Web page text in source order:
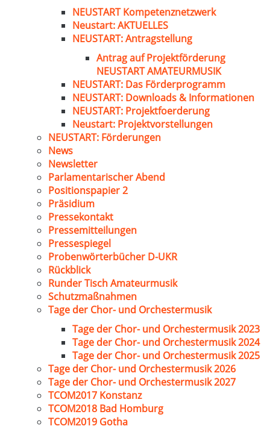
NEUSTART Kompetenznetzwerk
Neustart: AKTUELLES
NEUSTART: Antragstellung
Antrag auf Projektförderung
NEUSTART AMATEURMUSIK
NEUSTART: Das Förderprogramm
NEUSTART: Downloads & Informationen
NEUSTART: Projektfoerderung
Neustart: Projektvorstellungen
NEUSTART: Förderungen
News
Newsletter
Parlamentarischer Abend
Positionspapier 2
Präsidium
Pressekontakt
Pressemitteilungen
Pressespiegel
Probenwörterbücher D-UKR
Rückblick
Runder Tisch Amateurmusik
Schutzmaßnahmen
Tage der Chor- und Orchestermusik
Tage der Chor- und Orchestermusik 2023
Tage der Chor- und Orchestermusik 2024
Tage der Chor- und Orchestermusik 2025
Tage der Chor- und Orchestermusik 2026
Tage der Chor- und Orchestermusik 2027
TCOM2017 Konstanz
TCOM2018 Bad Homburg
TCOM2019 Gotha